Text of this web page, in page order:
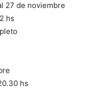
27 de noviembre
hs
hs